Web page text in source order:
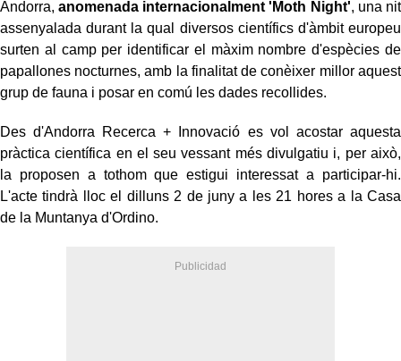
Andorra,anomenada internacionalment 'Moth Night', una nit
assenyalada durant la qual diversos científics d'àmbit europeu
surten al camp per identificar el màxim nombre d'espècies de
papallones nocturnes, amb la finalitat de conèixer millor aquest
grup de fauna i posar en comú les dades recollides.
Des d'Andorra Recerca + Innovació es vol acostar aquesta
pràctica científica en el seu vessant més divulgatiu i, per això,
la proposen a tothom que estigui interessat a participar-hi.
L'acte tindrà lloc el dilluns 2 de juny a les 21 hores a la Casa
de la Muntanya d'Ordino.